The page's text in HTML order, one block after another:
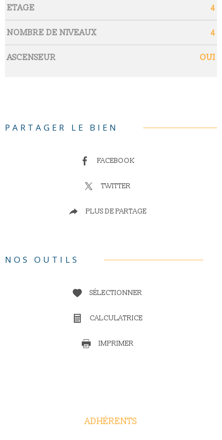
ETAGE 4
NOMBRE DE NIVEAUX 4
ASCENSEUR OUI
PARTAGER LE BIEN
FACEBOOK
TWITTER
PLUS DE PARTAGE
NOS OUTILS
SÉLECTIONNER
CALCULATRICE
IMPRIMER
ADHÉRENTS